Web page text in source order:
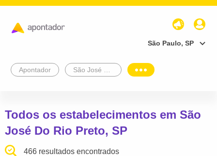
São Paulo, SP
Apontador
Todos os estabelecimentos em São
José Do Rio Preto, SP
466 resultados encontrados